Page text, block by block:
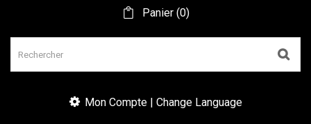
Panier(0)
Mon Compte | Change Language